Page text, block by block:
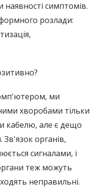
наявності симптомів.
розлади:
ми
хворобами тільки
кабелю, але є дещо
органів,
сигналами, і
теж можуть
неправильні.